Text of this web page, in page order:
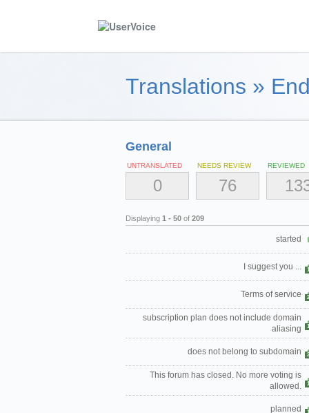
Translations »
General
UNTRANSLATED
0
NEEDS REVIEW
76
REVIEWED
Displaying 1 - 50 of 209
started
I suggest you ... 1
Terms of service 2
subscription plan does not include domain
aliasing
1
does not belong to subdomain 2
This forum has closed. No more voting is
allowed.
1
planned